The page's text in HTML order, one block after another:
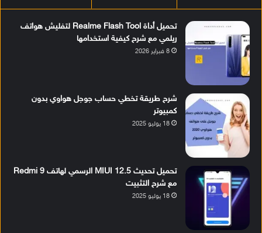
تحميل أداة Realme Flash Tool لتفليش هواتف
ريلمي مع شرح كيفية استخدامها
8 فبراير 2026
شرح طريقة تخطي حساب جوجل هواوي بدون
كمبيوتر
18 يوليو 2025
تحميل تحديث MIUI 12.5 الرسمي لهاتف Redmi 9
مع شرح التثبيت
18 يوليو 2025